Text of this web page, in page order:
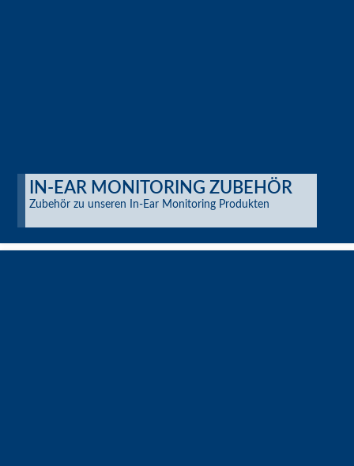
IN-EAR MONITORING ZUBEHÖR
Zubehör zu unseren In-Ear Monitoring Produkten